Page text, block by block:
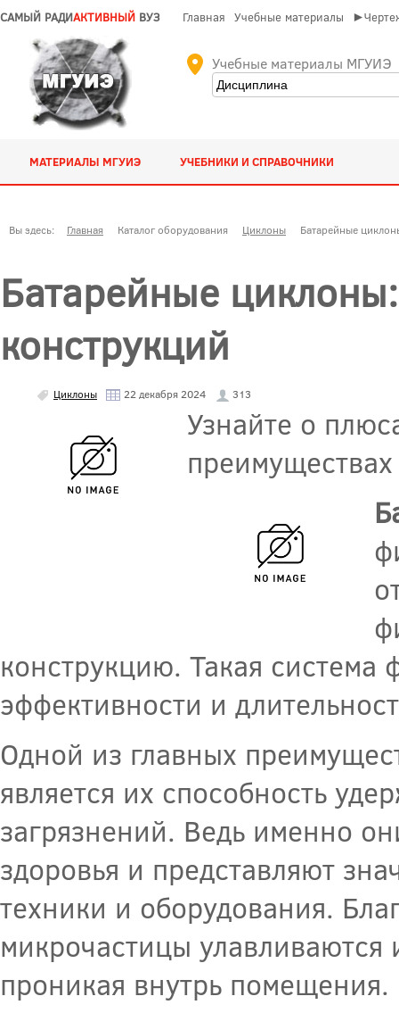
САМЫЙ РАДИАКТИВНЫЙ ВУЗ Главная Учебные материалы
Учебные материалы МГУИЭ
МАТЕРИАЛЫ МГУИЭ УЧЕБНИКИ И СПРАВОЧНИКИ
Вы здесь: Главная Каталог оборудования Циклоны Батарейные
Батарейные
конструкций
Циклоны 22 декабря 2024 313
Узнайте о
конструкцию. Такая система
эффективности и
Одной из главных
является их способность
загрязнений. Ведь именно
здоровья и представляют
техники и оборудования.
микрочастицы
проникая внутрь помещения.